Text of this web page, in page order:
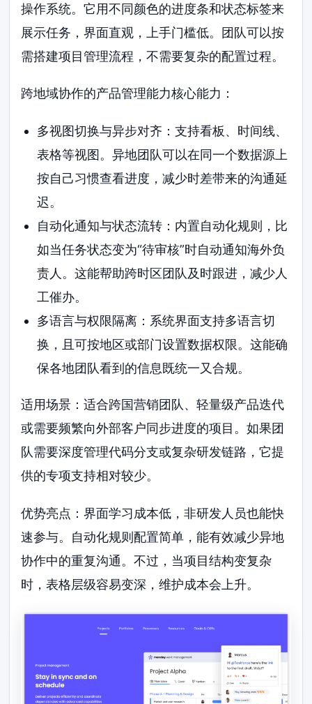
操作系统。它用不同颜色的进度条和状态标签来
展示任务，界面直观，上手门槛低。团队可以按
需搭建项目管理流程，不需要复杂的配置过程。
跨地域协作的产品管理能力核心能力：
多视图切换与异步对齐：支持看板、时间线、
表格等视图。异地团队可以在同一个数据源上
按自己习惯查看进度，减少时差带来的沟通延
迟。
自动化通知与状态流转：内置自动化规则，比
如当任务状态变为“待审核”时自动通知海外负
责人。这能帮助跨时区团队及时跟进，减少人
工催办。
多语言与权限隔离：系统界面支持多语言切
换，且可按地区或部门设置数据权限。这能确
保各地团队看到的信息既统一又合规。
适用场景：适合跨国营销团队、轻量级产品迭代
或需要频繁向外部客户同步进度的项目。如果团
队需要深度管理代码分支或复杂研发链路，它提
供的专项支持相对较少。
优势亮点：界面学习成本低，非研发人员也能快
速参与。自动化规则配置简单，能有效减少异地
协作中的重复沟通。不过，当项目结构变复杂
时，表格层级容易变深，维护成本会上升。